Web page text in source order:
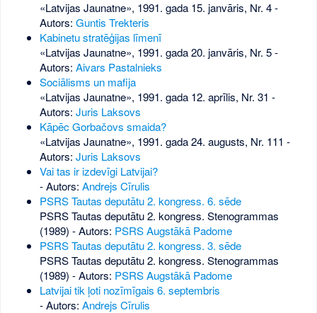
«Latvijas Jaunatne», 1991. gada 15. janvāris, Nr. 4-
Autors: Guntis Trekteris
Kabinetu stratēģijas līmenī
«Latvijas Jaunatne», 1991. gada 20. janvāris, Nr. 5-
Autors: Aivars Pastalnieks
Sociālisms un mafija
«Latvijas Jaunatne», 1991. gada 12. aprīlis, Nr. 31 -
Autors: Juris Laksovs
Kāpēc Gorbačovs smaida?
«Latvijas Jaunatne», 1991. gada 24. augusts, Nr. 111 -
Autors: Juris Laksovs
Vai tas ir izdevīgi Latvijai?
- Autors: Andrejs Cīrulis
PSRS Tautas deputātu 2. kongress. 6. sēde
PSRS Tautas deputātu 2. kongress. Stenogrammas
(1989) - Autors: PSRS Augstākā Padome
PSRS Tautas deputātu 2. kongress. 3. sēde
PSRS Tautas deputātu 2. kongress. Stenogrammas
(1989) - Autors: PSRS Augstākā Padome
Latvijai tik ļoti nozīmīgais 6. septembris
- Autors: Andrejs Cīrulis